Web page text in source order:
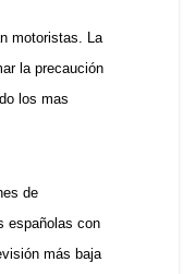
motoristas. La
la precaución
los mas
de
españolas con
más baja